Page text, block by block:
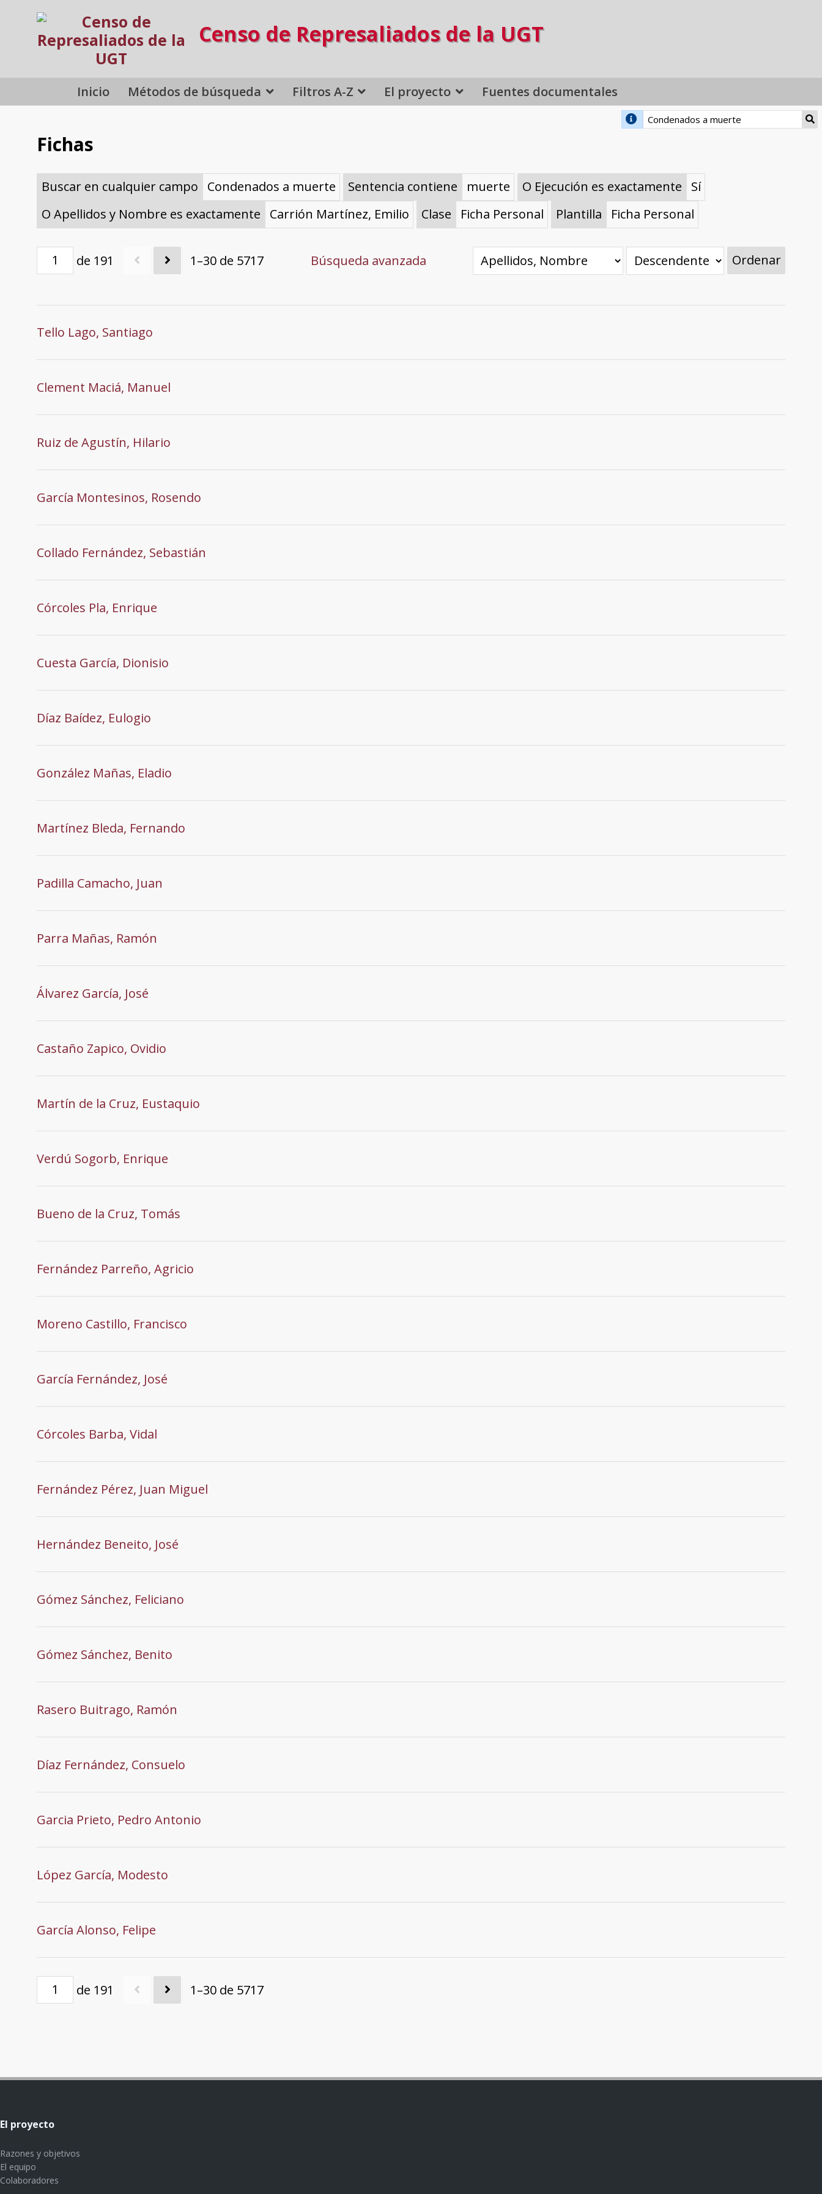
Censo de Represaliados de la UGT
Inicio Métodos de búsqueda Filtros A-Z El proyecto Fuentes documentales
Fichas
Buscar en cualquier campo Condenados a muerte Sentencia contiene muerte O Ejecución es exactamente
Sí
O Apellidos y Nombre es exactamente
Carrión Martínez, Emilio Clase Ficha Personal Plantilla Ficha Personal
de 191 1–30 de 5717 Búsqueda avanzada Ordenar
Tello Lago, Santiago
Clement Maciá, Manuel
Ruiz de Agustín, Hilario
García Montesinos, Rosendo
Collado Fernández, Sebastián
Córcoles Pla, Enrique
Cuesta García, Dionisio
Díaz Baídez, Eulogio
González Mañas, Eladio
Martínez Bleda, Fernando
Padilla Camacho, Juan
Parra Mañas, Ramón
Álvarez García, José
Castaño Zapico, Ovidio
Martín de la Cruz, Eustaquio
Verdú Sogorb, Enrique
Bueno de la Cruz, Tomás
Fernández Parreño, Agricio
Moreno Castillo, Francisco
García Fernández, José
Córcoles Barba, Vidal
Fernández Pérez, Juan Miguel
Hernández Beneito, José
Gómez Sánchez, Feliciano
Gómez Sánchez, Benito
Rasero Buitrago, Ramón
Díaz Fernández, Consuelo
Garcia Prieto, Pedro Antonio
López García, Modesto
García Alonso, Felipe
de 191 1–30 de 5717
El proyecto
Razones y objetivos
El equipo
Colaboradores